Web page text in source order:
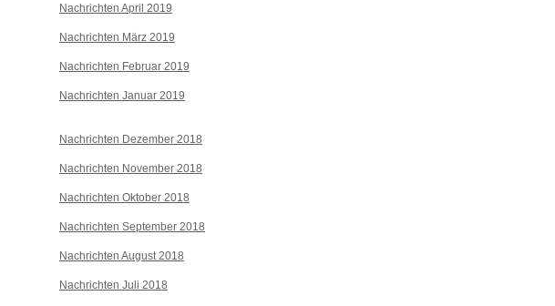
Nachrichten April 2019
Nachrichten März 2019
Nachrichten Februar 2019
Nachrichten Januar 2019
Nachrichten Dezember 2018
Nachrichten November 2018
Nachrichten Oktober 2018
Nachrichten September 2018
Nachrichten August 2018
Nachrichten Juli 2018